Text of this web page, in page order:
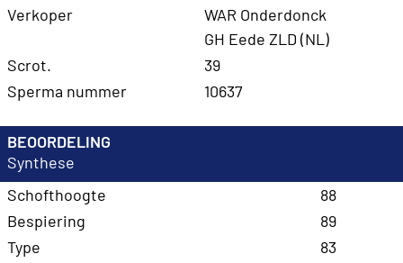
Verkoper
WAR Onderdonck
GH Eede ZLD (NL)
Scrot.
39
Sperma nummer
10637
BEOORDELING
Synthese
Schofthoogte
88
Bespiering
89
Type
83